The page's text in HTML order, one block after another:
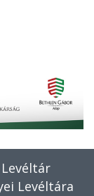
Levéltára